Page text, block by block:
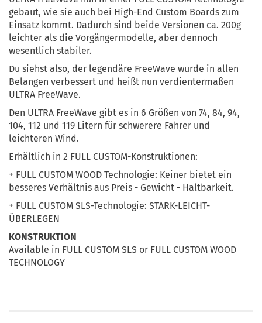
gebaut, wie sie auch bei High-End Custom Boards zum
Einsatz kommt. Dadurch sind beide Versionen ca. 200g
leichter als die Vorgängermodelle, aber dennoch
wesentlich stabiler.
Du siehst also, der legendäre FreeWave wurde in allen
Belangen verbessert und heißt nun verdientermaßen
ULTRA FreeWave.
Den ULTRA FreeWave gibt es in 6 Größen von 74, 84, 94,
104, 112 und 119 Litern für schwerere Fahrer und
leichteren Wind.
Erhältlich in 2 FULL CUSTOM-Konstruktionen:
+ FULL CUSTOM WOOD Technologie: Keiner bietet ein
besseres Verhältnis aus Preis - Gewicht - Haltbarkeit.
+ FULL CUSTOM SLS-Technologie: STARK-LEICHT-
ÜBERLEGEN
KONSTRUKTION
Available in FULL CUSTOM SLS or FULL CUSTOM WOOD
TECHNOLOGY